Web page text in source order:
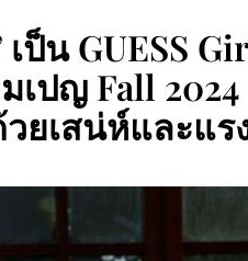
น GUESS
ปญ Fall
ยเสน่ห์และแ